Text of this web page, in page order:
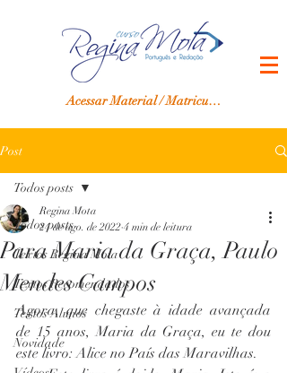
Acessar Material / Matricular-se
Post
Todos posts
Textos Regina Mota
Textos Recomendados
Textos Alunos
Novidade
Todos posts
Para Maria da Graça, Paulo
Mendes Campos
Regina Mota
24 de ago. de 2022 4 min de leitura
Agora, que chegaste à idade avançada
de 15 anos, Maria da Graça, eu te dou
este livro: Alice no País das Maravilhas.